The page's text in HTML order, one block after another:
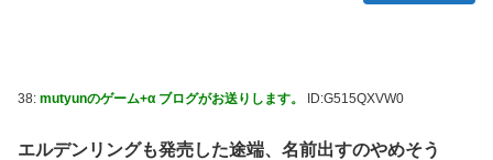
38: mutyunのゲーム+α ブログがお送りします。 ID:G515QXVW0
エルデンリングも発売した途端、名前出すのやめそう